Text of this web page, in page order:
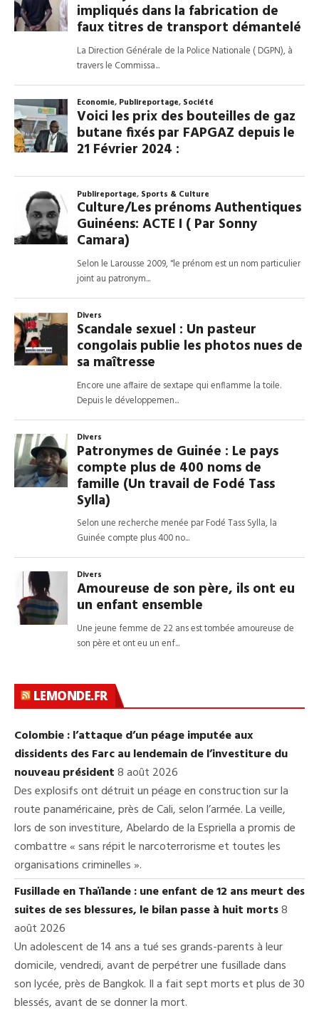
LEMONDE.FR
Colombie : l’attaque d’un péage imputée aux
dissidents des Farc au lendemain de l’investiture du
nouveau président8 août 2026
Des explosifs ont détruit un péage en construction sur la
route panaméricaine, près de Cali, selon l’armée. La veille,
lors de son investiture, Abelardo de la Espriella a promis de
combattre « sans répit le narcoterrorisme et toutes les
organisations criminelles ».
Fusillade en Thaïlande : une enfant de 12 ans meurt des
suites de ses blessures, le bilan passe à huit morts8
août 2026
Un adolescent de 14 ans a tué ses grands-parents à leur
domicile, vendredi, avant de perpétrer une fusillade dans
son lycée, près de Bangkok. Il a fait sept morts et plus de 30
blessés, avant de se donner la mort.